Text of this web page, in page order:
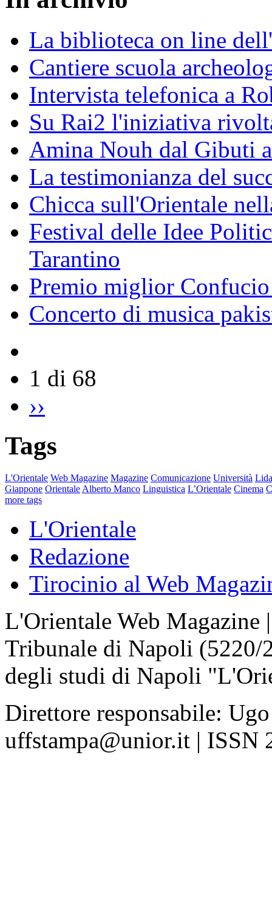
La biblioteca on line
Cantiere scuola
Intervista telefonica a
Su Rai2 l'iniziativa
Amina Nouh dal Gibuti
La testimonianza del
Chicca sull'Orientale
Festival delle Idee
Tarantino
Premio miglior
Concerto di musica
1 di 68
››
Tags
L'Orientale Web Magazine Magazine Comunicazione Università
Giappone Orientale Alberto Manco Linguistica L’Orientale Cinema
more tags
L'Orientale
Redazione
Tirocinio al Web
L'Orientale Web Magazine
Tribunale di Napoli
degli studi di Napoli
Direttore responsabile:
uffstampa@unior.it | ISSN